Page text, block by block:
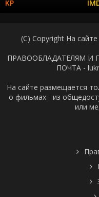
(C) Copyright На
ПРАВООБЛАДАТЕЛЯМ И
ПОЧТА -
На сайте размещается
о фильмах - из
или